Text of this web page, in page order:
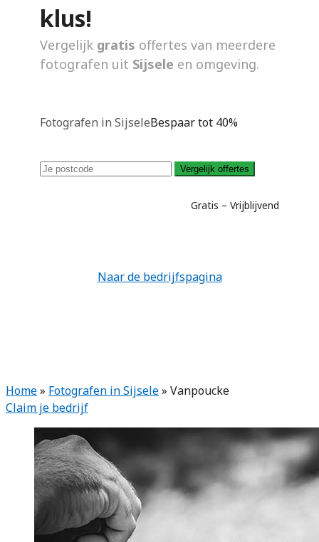
klus!
Vergelijk gratis offertes van meerdere
fotografen uit Sijsele en omgeving.
Fotografen in SijseleBespaar tot 40%
Vergelijk offertes
Gratis – Vrijblijvend
Naar de bedrijfspagina
Home» Fotografen in Sijsele» Vanpoucke
Claim je bedrijf